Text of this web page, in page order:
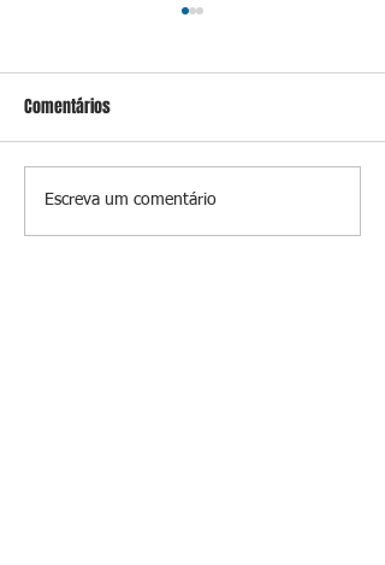
Prevenir é melhor
Comentários
Escreva um comentário